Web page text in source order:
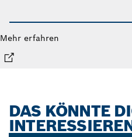
Mehr erfahren
DAS KÖNNTE